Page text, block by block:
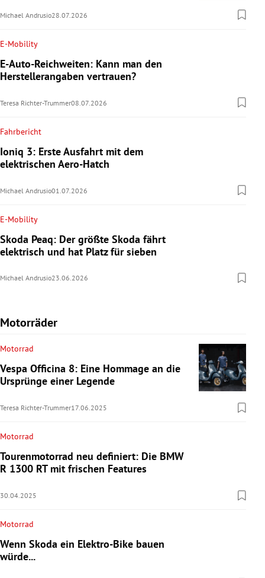
Michael Andrusio28.07.2026
E-Mobility
E-Auto-Reichweiten: Kann man den
Herstellerangaben vertrauen?
Teresa Richter-Trummer08.07.2026
Fahrbericht
Ioniq 3: Erste Ausfahrt mit dem
elektrischen Aero-Hatch
Michael Andrusio01.07.2026
E-Mobility
Skoda Peaq: Der größte Skoda fährt
elektrisch und hat Platz für sieben
Michael Andrusio23.06.2026
Motorräder
Motorrad
Vespa Officina 8: Eine Hommage an die
Ursprünge einer Legende
Teresa Richter-Trummer17.06.2025
Motorrad
Tourenmotorrad neu definiert: Die BMW
R 1300 RT mit frischen Features
30.04.2025
Motorrad
Wenn Skoda ein Elektro-Bike bauen
würde...